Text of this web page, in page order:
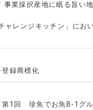
業採択産地に眠る旨い
ャレンジキッチン」にお
登録商標化
第1回 珍魚でお魚B-1グ